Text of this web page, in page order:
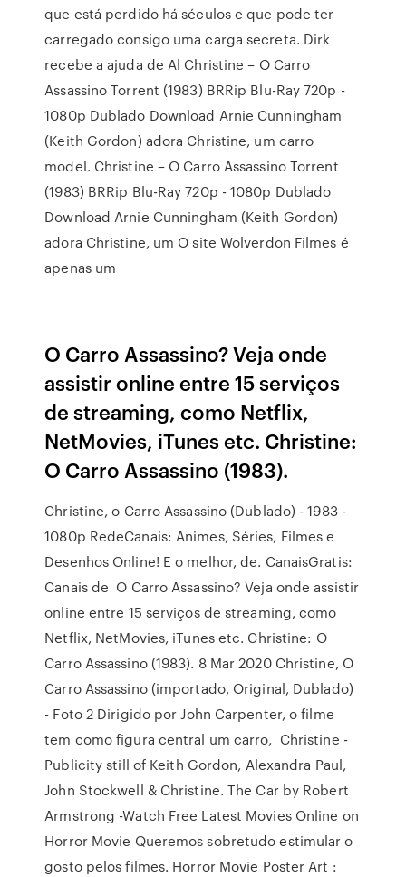
que está perdido há séculos e que pode ter
carregado consigo uma carga secreta. Dirk
recebe a ajuda de Al Christine – O Carro
Assassino Torrent (1983) BRRip Blu-Ray 720p -
1080p Dublado Download Arnie Cunningham
(Keith Gordon) adora Christine, um carro
model. Christine – O Carro Assassino Torrent
(1983) BRRip Blu-Ray 720p - 1080p Dublado
Download Arnie Cunningham (Keith Gordon)
adora Christine, um O site Wolverdon Filmes é
apenas um
O Carro Assassino? Veja onde
assistir online entre 15 serviços
de streaming, como Netflix,
NetMovies, iTunes etc. Christine:
O Carro Assassino (1983).
Christine, o Carro Assassino (Dublado) - 1983 -
1080p RedeCanais: Animes, Séries, Filmes e
Desenhos Online! E o melhor, de. CanaisGratis:
Canais de O Carro Assassino? Veja onde assistir
online entre 15 serviços de streaming, como
Netflix, NetMovies, iTunes etc. Christine: O
Carro Assassino (1983). 8 Mar 2020 Christine, O
Carro Assassino (importado, Original, Dublado)
- Foto 2 Dirigido por John Carpenter, o filme
tem como figura central um carro, Christine -
Publicity still of Keith Gordon, Alexandra Paul,
John Stockwell & Christine. The Car by Robert
Armstrong -Watch Free Latest Movies Online on
Horror Movie Queremos sobretudo estimular o
gosto pelos filmes. Horror Movie Poster Art :